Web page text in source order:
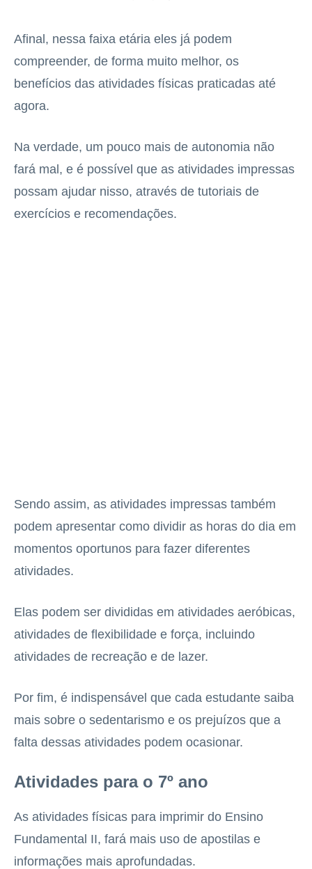
Afinal, nessa faixa etária eles já podem
compreender, de forma muito melhor, os
benefícios das atividades físicas praticadas até
agora.
Na verdade, um pouco mais de autonomia não
fará mal, e é possível que as atividades impressas
possam ajudar nisso, através de tutoriais de
exercícios e recomendações.
Sendo assim, as atividades impressas também
podem apresentar como dividir as horas do dia em
momentos oportunos para fazer diferentes
atividades.
Elas podem ser divididas em atividades aeróbicas,
atividades de flexibilidade e força, incluindo
atividades de recreação e de lazer.
Por fim, é indispensável que cada estudante saiba
mais sobre o sedentarismo e os prejuízos que a
falta dessas atividades podem ocasionar.
Atividades para o 7º ano
As atividades físicas para imprimir do Ensino
Fundamental II, fará mais uso de apostilas e
informações mais aprofundadas.